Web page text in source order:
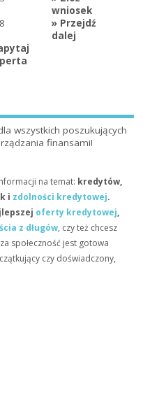
wniosek
» Przejdź
dalej
wszystkich poszukujących
finansami!
na temat: kredytów,
i zdolności kredytowej.
oferty kredytowej,
z długów, czy też chcesz
społeczność jest gotowa
czy doświadczony,